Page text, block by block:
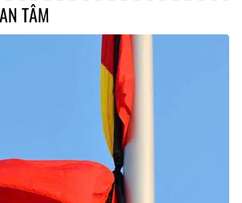
TÂM